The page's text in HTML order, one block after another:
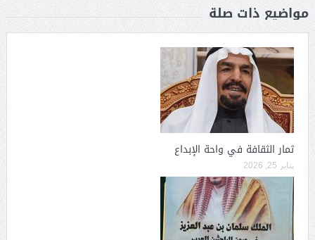
مواضيع ذات صلة
ثمار الثقافة في واحة الإبداع
يناير 25, 2026